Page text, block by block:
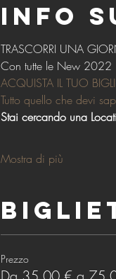
Info
TRASCORRI UNA
Con tutte le New 2022
ACQUISTA IL TUO
Tutto quello che devi
Stai cercando una
Mostra di più
Prezzo